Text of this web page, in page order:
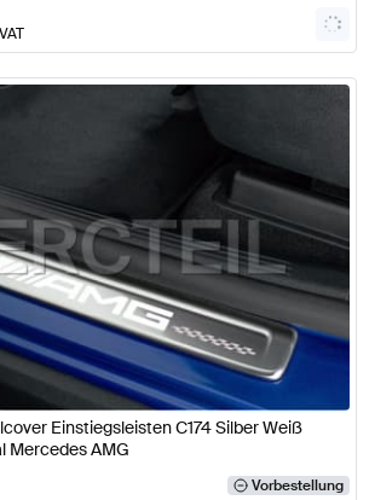
Einstiegsleisten C174 Silber Weiß
Mercedes AMG
Vorbestellung